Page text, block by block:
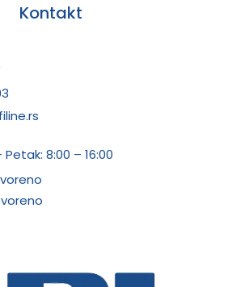
Kontakt
8:00 – 16:00